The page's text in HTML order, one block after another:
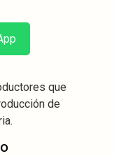
que
de